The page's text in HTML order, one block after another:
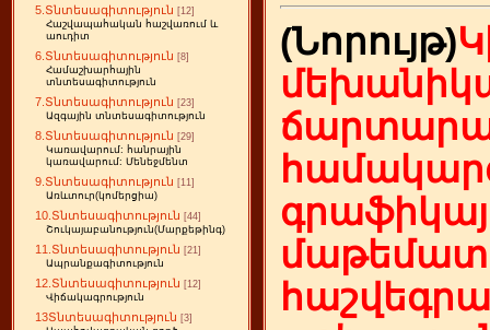
5.Տնտեսագիտություն [12]
Հաշվապահական հաշվառում և
աուդիտ
6.Տնտեսագիտություն [8]
Համաշխարհային
տնտեսագիտություն
7.Տնտեսագիտություն [23]
Ազգային տնտեսագիտություն
8.Տնտեսագիտություն [29]
Կառավարում: հանրային
կառավարում: Մենեջմենտ
9.Տնտեսագիտություն [11]
Առևտուր(կոմերցիա)
10.Տնտեսագիտություն [44]
Շուկայաբանություն(Մարքեթինգ)
11.Տնտեսագիտություն [21]
Ապրանքագիտություն
12.Տնտեսագիտություն [12]
Վիճակագրություն
13Տնտեսագիտություն [3]
(Նորույթ)